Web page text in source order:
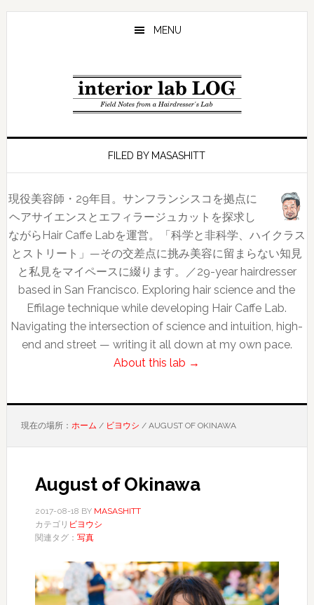
Skip
Skip
MENU
FILED BY MASASHITT
現役美容師・29年目。サンフランシスコを拠点に
ヘアサイエンスとエフィラージュカットを探求し
ながらHair Caffe Labを運営。「科学と非科学、ハイクラス
とストリート」—その交差点に挑み美容に留まらない知見
と私見をマイペースに綴ります。／29-year hairdresser
based in San Francisco. Exploring hair science and the
Effilage technique while developing Hair Caffe Lab.
Navigating the intersection of science and intuition, high-
end and street — writing it all down at my own pace.
About this lab →
現在の場所： ホーム / ビヨウシ /AUGUST OF OKINAWA
August of Okinawa
2017-08-18 BY MASASHITT
カテゴリ ビヨウシ
関連タグ： 写真